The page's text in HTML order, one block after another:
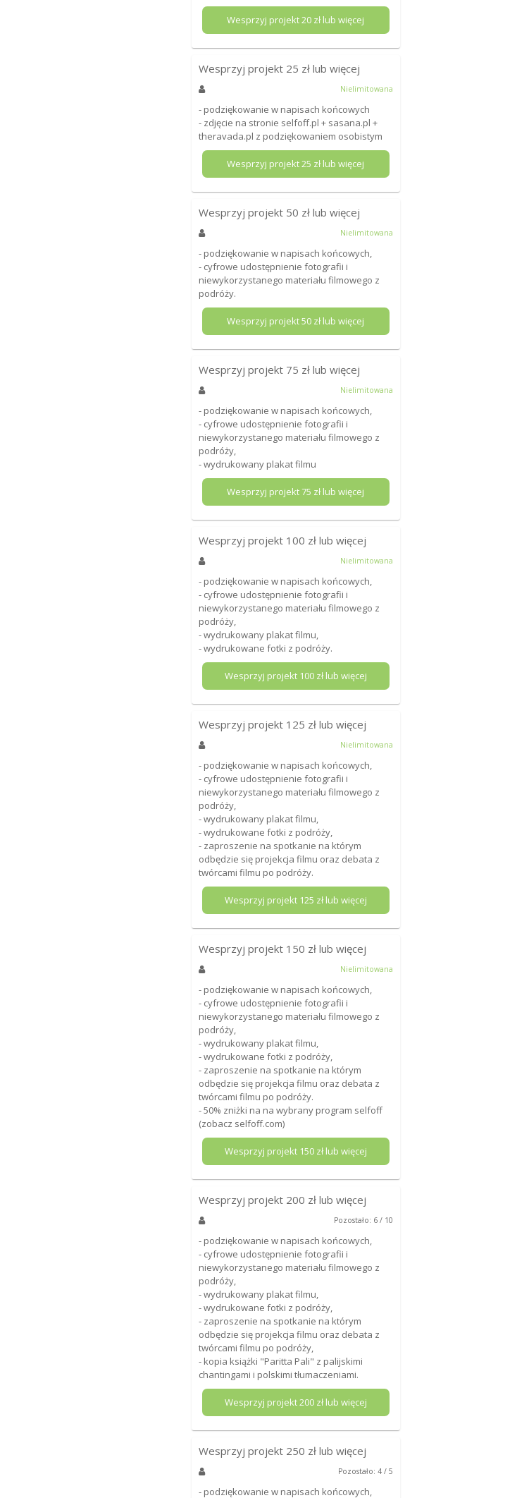
Wesprzyj projekt20 zł lub więcej
Wesprzyj projekt 25 zł lub więcej
Nielimitowana
- podziękowanie w napisach końcowych
- zdjęcie na stronie selfoff.pl + sasana.pl +
theravada.pl z podziękowaniem osobistym
Wesprzyj projekt25 zł lub więcej
Wesprzyj projekt 50 zł lub więcej
Nielimitowana
- podziękowanie w napisach końcowych,
- cyfrowe udostępnienie fotografii i
niewykorzystanego materiału filmowego z
podróży.
Wesprzyj projekt50 zł lub więcej
Wesprzyj projekt 75 zł lub więcej
Nielimitowana
- podziękowanie w napisach końcowych,
- cyfrowe udostępnienie fotografii i
niewykorzystanego materiału filmowego z
podróży,
- wydrukowany plakat filmu
Wesprzyj projekt75 zł lub więcej
Wesprzyj projekt 100 zł lub więcej
Nielimitowana
- podziękowanie w napisach końcowych,
- cyfrowe udostępnienie fotografii i
niewykorzystanego materiału filmowego z
podróży,
- wydrukowany plakat filmu,
- wydrukowane fotki z podróży.
Wesprzyj projekt 100zł lub więcej
Wesprzyj projekt 125 zł lub więcej
Nielimitowana
- podziękowanie w napisach końcowych,
- cyfrowe udostępnienie fotografii i
niewykorzystanego materiału filmowego z
podróży,
- wydrukowany plakat filmu,
- wydrukowane fotki z podróży,
- zaproszenie na spotkanie na którym
odbędzie się projekcja filmu oraz debata z
twórcami filmu po podróży.
Wesprzyj projekt 125 zł lub więcej
Wesprzyj projekt 150 zł lub więcej
Nielimitowana
- podziękowanie w napisach końcowych,
- cyfrowe udostępnienie fotografii i
niewykorzystanego materiału filmowego z
podróży,
- wydrukowany plakat filmu,
- wydrukowane fotki z podróży,
- zaproszenie na spotkanie na którym
odbędzie się projekcja filmu oraz debata z
twórcami filmu po podróży.
- 50% zniżki na na wybrany program selfoff
(zobacz selfoff.com)
Wesprzyj projekt 150zł lub więcej
Wesprzyj projekt 200 zł lub więcej
Pozostało: 6 / 10
- podziękowanie w napisach końcowych,
- cyfrowe udostępnienie fotografii i
niewykorzystanego materiału filmowego z
podróży,
- wydrukowany plakat filmu,
- wydrukowane fotki z podróży,
- zaproszenie na spotkanie na którym
odbędzie się projekcja filmu oraz debata z
twórcami filmu po podróży,
- kopia książki "Paritta Pali" z palijskimi
chantingami i polskimi tłumaczeniami.
Wesprzyj projekt200zł lub więcej
Wesprzyj projekt 250 zł lub więcej
Pozostało: 4 / 5
- podziękowanie w napisach końcowych,